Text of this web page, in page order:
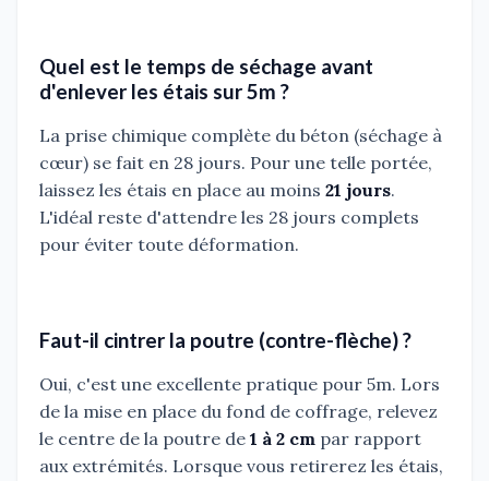
Quel est le temps de séchage avant
d'enlever les étais sur 5m ?
La prise chimique complète du béton (séchage à
cœur) se fait en 28 jours. Pour une telle portée,
laissez les étais en place au moins 21 jours.
L'idéal reste d'attendre les 28 jours complets
pour éviter toute déformation.
Faut-il cintrer la poutre (contre-flèche) ?
Oui, c'est une excellente pratique pour 5m. Lors
de la mise en place du fond de coffrage, relevez
le centre de la poutre de 1 à 2 cm par rapport
aux extrémités. Lorsque vous retirerez les étais,